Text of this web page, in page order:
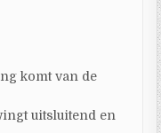
komt van de
uitsluitend en